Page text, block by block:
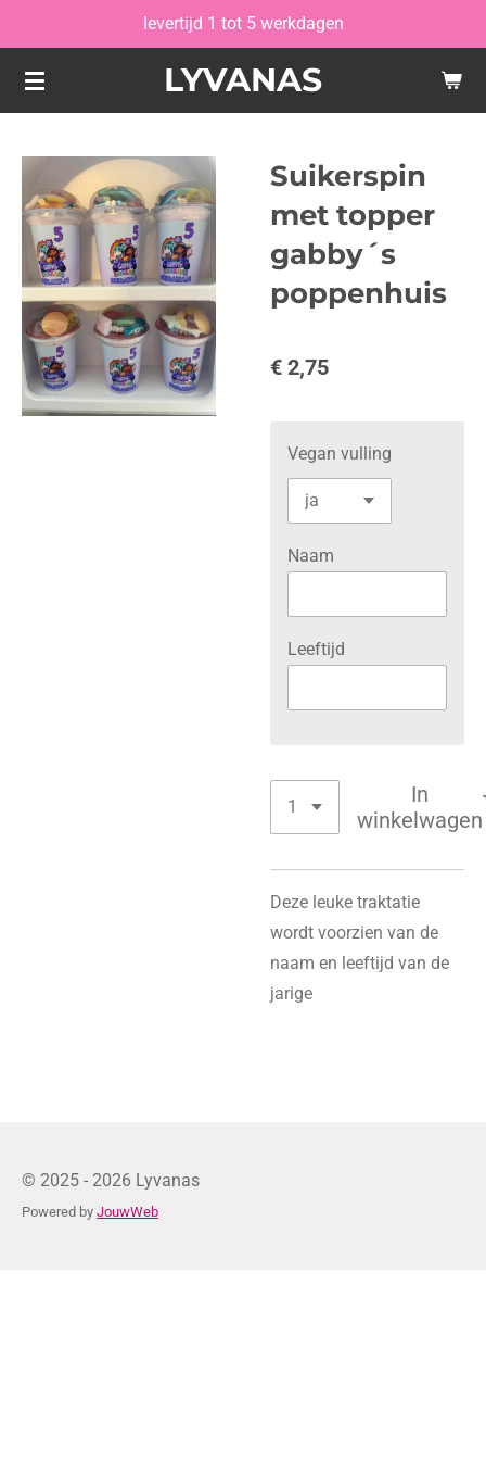
naar
de
LYVANAS
levertijd 1 tot 5 werkdagen
Suikerspin
met topper
gabby´s
poppenhuis
€ 2,75
Vegan vulling
Naam
Leeftijd
In
winkelwagen
Deze leuke traktatie
wordt voorzien van de
naam en leeftijd van de
jarige
© 2025 - 2026 Lyvanas
Powered by JouwWeb